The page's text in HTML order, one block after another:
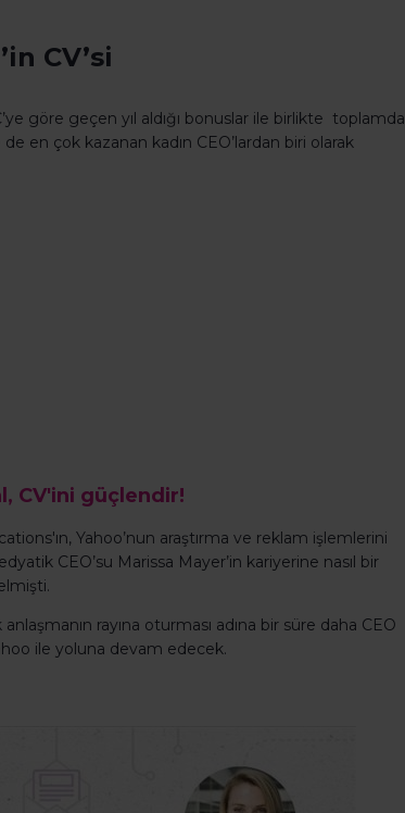
CV’si
göre geçen yıl aldığı bonuslar ile birlikte toplamda
en çok kazanan kadın CEO’lardan biri olarak
CV'ini güçlendir!
Yahoo’nun araştırma ve reklam işlemlerini
CEO’su Marissa Mayer’in kariyerine nasıl bir
rayına oturması adına bir süre daha CEO
ile yoluna devam edecek.